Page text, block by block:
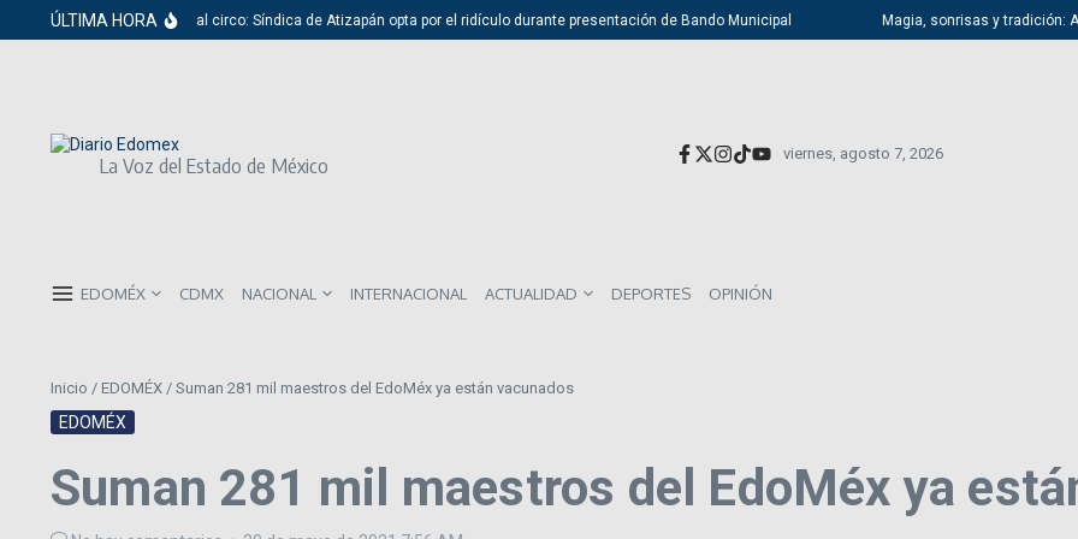
Saltar al contenido
ÚLTIMA HORA
Del cabildo al circo: Síndica de Atizapán opta por el ridículo durante presentación de Bando Municipal Magia, sonrisas y tradición:
La Voz del Estado de México viernes, agosto 7, 2026
EDOMÉX CDMX NACIONAL INTERNACIONAL ACTUALIDAD DEPORTES OPINIÓN
Inicio / EDOMÉX / Suman 281 mil maestros del EdoMéx ya están vacunados
EDOMÉX
Suman 281 mil maestros del EdoMéx ya